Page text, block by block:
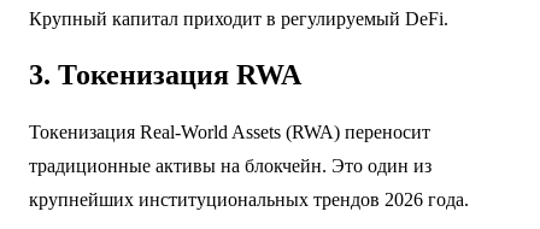
Крупный капитал приходит в регулируемый DeFi.
3. Токенизация RWA
Токенизация Real-World Assets (RWA) переносит
традиционные активы на блокчейн. Это один из
крупнейших институциональных трендов 2026 года.